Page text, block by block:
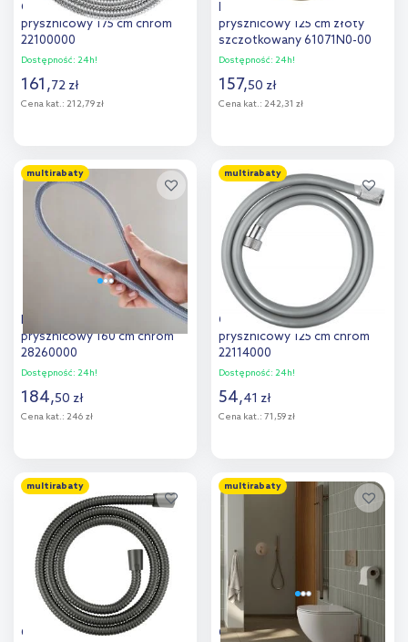
Grohe Vitalio Flex wąż
prysznicowy 175 cm chrom
22100000
Dostępność: 24h!
161,72 zł
Cena kat.: 212,79 zł
Dodaj do
porównania
Kludi Suparaflex wąż
prysznicowy 125 cm złoty
szczotkowany 61071N0-00
Dostępność: 24h!
157,50 zł
Cena kat.: 242,31 zł
Dodaj do
porównania
multirabaty
Hansgrohe Designflex wąż
prysznicowy 160 cm chrom
28260000
Dostępność: 24h!
184,50 zł
Cena kat.: 246 zł
Dodaj do
porównania
multirabaty
Grohe Vitalio Flex Trend wąż
prysznicowy 125 cm chrom
22114000
Dostępność: 24h!
54,41 zł
Cena kat.: 71,59 zł
Dodaj do
multirabaty
Omnires wąż prysznicowy
multirabaty
Oltens Ronneby wąż